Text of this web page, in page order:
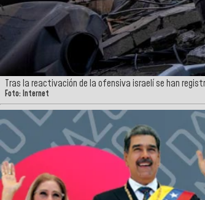
Tras la reactivación de la ofensiva israelí se han
Foto: Internet